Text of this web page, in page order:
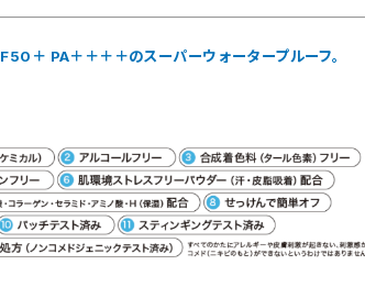
＋ PA＋＋＋＋のスーパーウォータープルーフ。